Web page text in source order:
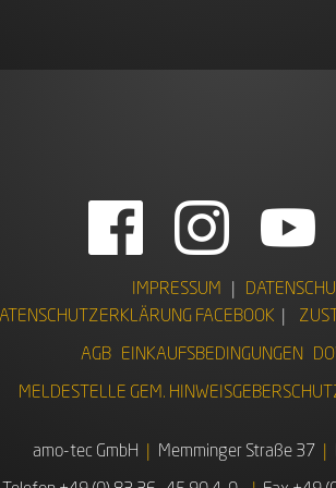
IMPRESSUM
FACEBOOK
AGB EINKAUFSBEDINGUNGEN
MELDESTELLE GEM.
amo-tec GmbH Memminger Straße 37